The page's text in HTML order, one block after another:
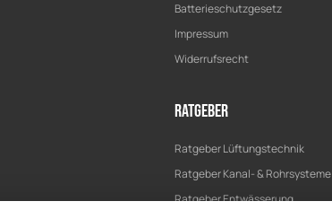
Batterieschutzgesetz
Impressum
Widerrufsrecht
Ratgeber
Ratgeber Lüftungstechnik
Ratgeber Kanal- & Rohrsysteme
Ratgeber Entwässerung